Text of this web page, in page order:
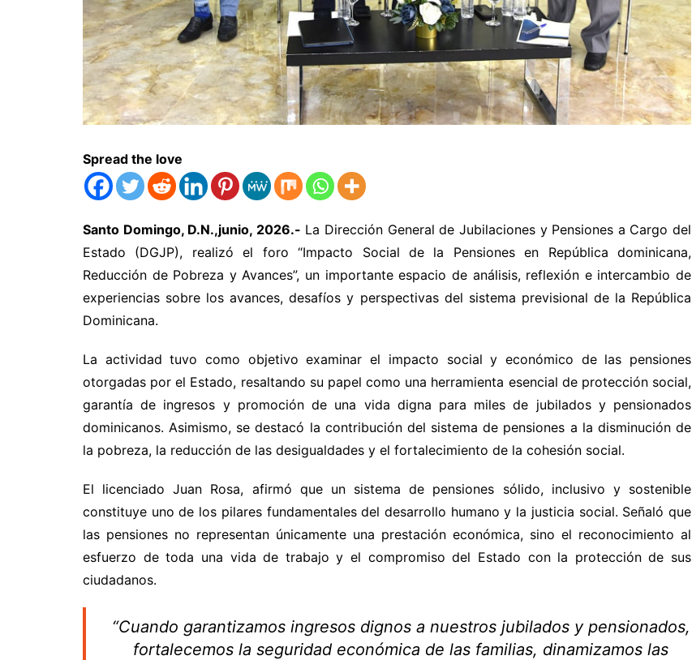
Spread the love
Santo Domingo, D.N.,junio, 2026.- La Dirección General de Jubilaciones y Pensiones a Cargo del
Estado (DGJP), realizó el foro “Impacto Social de la Pensiones en República dominicana,
Reducción de Pobreza y Avances”, un importante espacio de análisis, reflexión e intercambio de
experiencias sobre los avances, desafíos y perspectivas del sistema previsional de la República
Dominicana.
La actividad tuvo como objetivo examinar el impacto social y económico de las pensiones
otorgadas por el Estado, resaltando su papel como una herramienta esencial de protección social,
garantía de ingresos y promoción de una vida digna para miles de jubilados y pensionados
dominicanos. Asimismo, se destacó la contribución del sistema de pensiones a la disminución de
la pobreza, la reducción de las desigualdades y el fortalecimiento de la cohesión social.
El licenciado Juan Rosa, afirmó que un sistema de pensiones sólido, inclusivo y sostenible
constituye uno de los pilares fundamentales del desarrollo humano y la justicia social. Señaló que
las pensiones no representan únicamente una prestación económica, sino el reconocimiento al
esfuerzo de toda una vida de trabajo y el compromiso del Estado con la protección de sus
ciudadanos.
“Cuando garantizamos ingresos dignos a nuestros jubilados y pensionados,
fortalecemos la seguridad económica de las familias, dinamizamos las